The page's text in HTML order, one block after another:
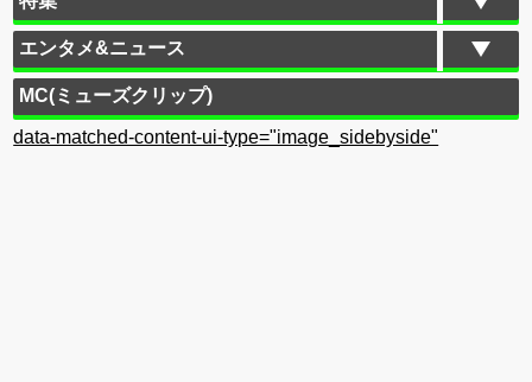
エンタメ&ニュース
MC(ミューズクリップ)
data-matched-content-ui-type="image_sidebyside"